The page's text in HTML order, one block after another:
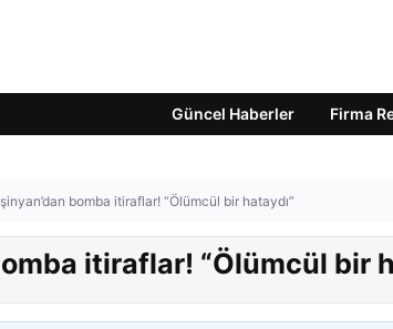
Güncel Haberler Firma
bomba itiraflar! “Ölümcül bir hataydı”
itiraflar! “Ölümcül bir